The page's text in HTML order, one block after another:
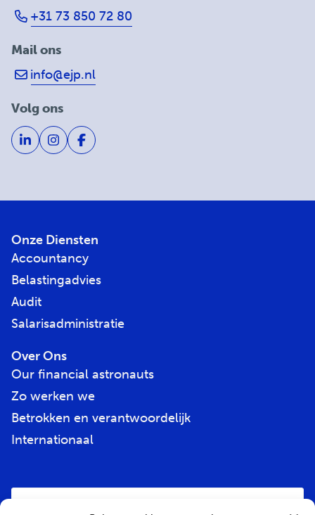
+31 73 850 72 80
Mail ons
info@ejp.nl
Volg ons
Onze Diensten
Accountancy
Belastingadvies
Audit
Salarisadministratie
Over Ons
Our financial astronauts
Zo werken we
Betrokken en verantwoordelijk
Internationaal
E-
mailadres